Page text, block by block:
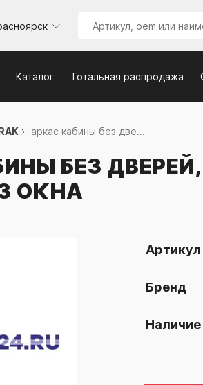
Каталог Тотальная распродажа
аркас кабины без две...
БЕЗ
ОКНА
Артикул
Бренд
Наличие